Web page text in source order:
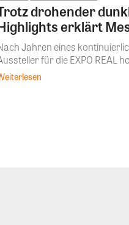
drohender
erklärt
Jahren eines
für die EXPO REAL